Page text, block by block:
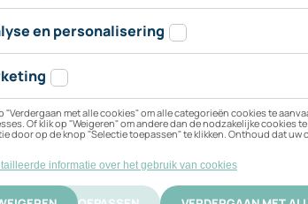
die het beste bij uw
Certificering